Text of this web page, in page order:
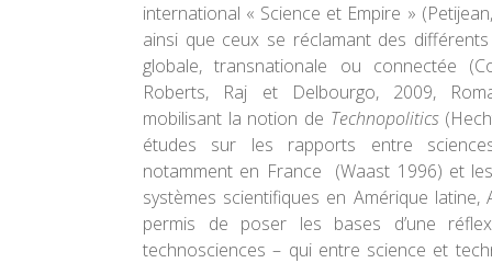
international « Science et Empire »
ainsi que ceux se réclamant des
globale, transnationale ou connectée
Roberts, Raj et Delbourgo, 2009,
mobilisant la notion de Technopolitics
études sur les rapports entre
notamment en France (Waast 1996) et
systèmes scientifiques en Amérique
permis de poser les bases d’une
technosciences – qui entre science et